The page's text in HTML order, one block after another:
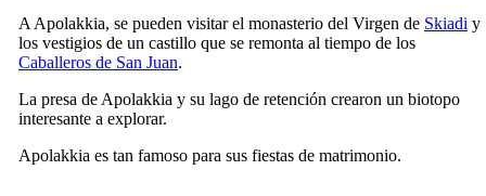
A Apolakkia, se pueden visitar el monasterio del Virgen de Skiadi y
los vestigios de un castillo que se remonta al tiempo de los
Caballeros de San Juan.
La presa de Apolakkia y su lago de retención crearon un biotopo
interesante a explorar.
Apolakkia es tan famoso para sus fiestas de matrimonio.